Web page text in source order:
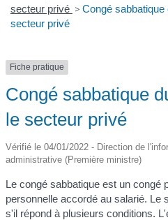
secteur privé > Congé
secteur privé
Fiche pratique
Congé sabbatique
le secteur privé
Vérifié le 04/01/2022 - Direction de
administrative (Première ministre)
Le congé sabbatique est un congé
personnelle accordé au salarié. Le
s'il répond à plusieurs conditions.